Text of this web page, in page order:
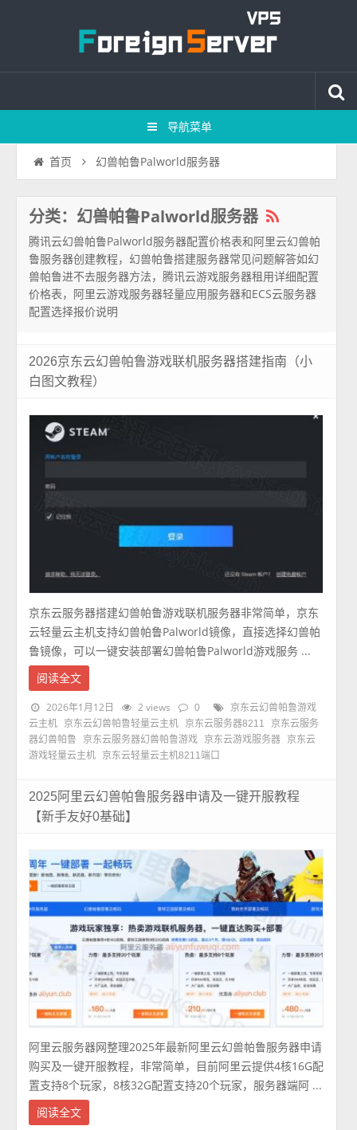
导航菜单
首页 幻兽帕鲁Palworld服务器
分类：幻兽帕鲁Palworld服务器
腾讯云幻兽帕鲁Palworld服务器配置价格表和阿里云幻兽帕
鲁服务器创建教程，幻兽帕鲁搭建服务器常见问题解答如幻
兽帕鲁进不去服务器方法，腾讯云游戏服务器租用详细配置
价格表，阿里云游戏服务器轻量应用服务器和ECS云服务器
配置选择报价说明
2026京东云幻兽帕鲁游戏联机服务器搭建指南（小
白图文教程）
京东云服务器搭建幻兽帕鲁游戏联机服务器非常简单，京东
云轻量云主机支持幻兽帕鲁Palworld镜像，直接选择幻兽帕
鲁镜像，可以一键安装部署幻兽帕鲁Palworld游戏服务 ...
阅读全文
2026年1月12日 2 views 0
京东云幻兽帕鲁游戏
云主机
京东云幻兽帕鲁轻量云主机 京东云服务器8211
京东云服务
器幻兽帕鲁
京东云服务器幻兽帕鲁游戏 京东云游戏服务器
京东云
游戏轻量云主机
京东云轻量云主机8211端口
2025阿里云幻兽帕鲁服务器申请及一键开服教程
【新手友好0基础】
阿里云服务器网整理2025年最新阿里云幻兽帕鲁服务器申请
购买及一键开服教程，非常简单，目前阿里云提供4核16G配
置支持8个玩家，8核32G配置支持20个玩家，服务器端阿 ...
阅读全文